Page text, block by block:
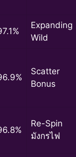
Expanding
Wild
Scatter
Bonus
Re-Spin
มังกรไฟ